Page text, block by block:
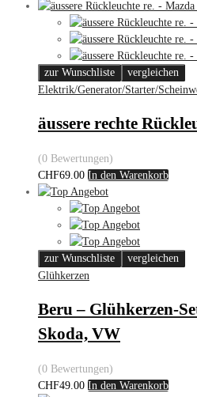
zur Wunschliste
vergleichen
Elektrik/Generator/Starter/
äussere rechte
(0 Bewertungen)
CHF69.00 In den Warenkorb
zur Wunschliste
vergleichen
Glühkerzen
Beru – Glühkerzen-
Skoda, VW
(0 Bewertungen)
CHF49.00 In den Warenkorb